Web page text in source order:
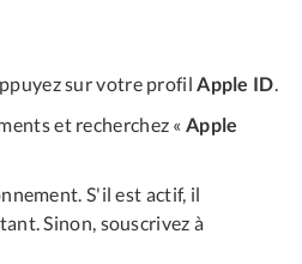
sur votre profilApple ID.
et recherchez « Apple
S'il est actif, il
Sinon, souscrivez à